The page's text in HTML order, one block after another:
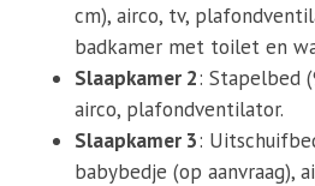
cm), airco, tv,
badkamer met toilet en
Slaapkamer 2: Stapelbed
airco, plafondventilator.
Slaapkamer 3:
babybedje (op aanvraag),